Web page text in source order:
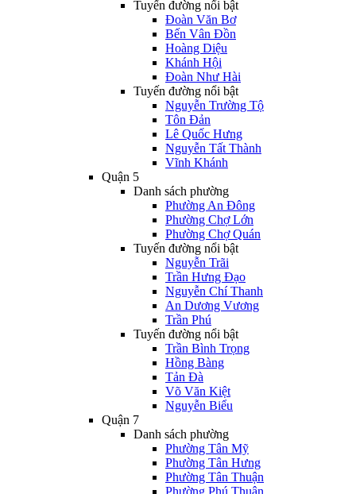
Tuyến đường nổi bật
Đoàn Văn Bơ
Bến Vân Đồn
Hoàng Diệu
Khánh Hội
Đoàn Như Hài
Tuyến đường nổi bật
Nguyễn Trường Tộ
Tôn Đản
Lê Quốc Hưng
Nguyễn Tất Thành
Vĩnh Khánh
Quận 5
Danh sách phường
Phường An Đông
Phường Chợ Lớn
Phường Chợ Quán
Tuyến đường nổi bật
Nguyễn Trãi
Trần Hưng Đạo
Nguyễn Chí Thanh
An Dương Vương
Trần Phú
Tuyến đường nổi bật
Trần Bình Trọng
Hồng Bàng
Tản Đà
Võ Văn Kiệt
Nguyễn Biểu
Quận 7
Danh sách phường
Phường Tân Mỹ
Phường Tân Hưng
Phường Tân Thuận
Phường Phú Thuận